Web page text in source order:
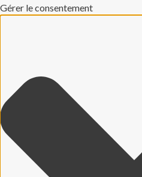
Gérer le consentement